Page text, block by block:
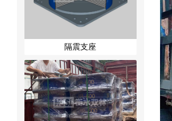
隔震支座